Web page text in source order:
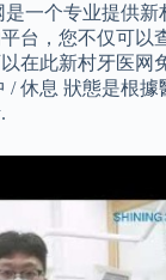
一个专业提供新
台，您不仅可以
在此新村牙医网
/ 休息 狀態是根據